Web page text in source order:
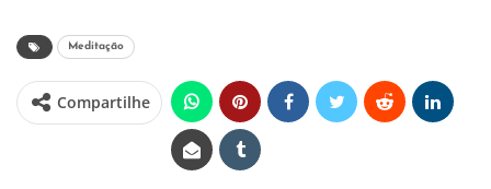
Meditação
Compartilhe